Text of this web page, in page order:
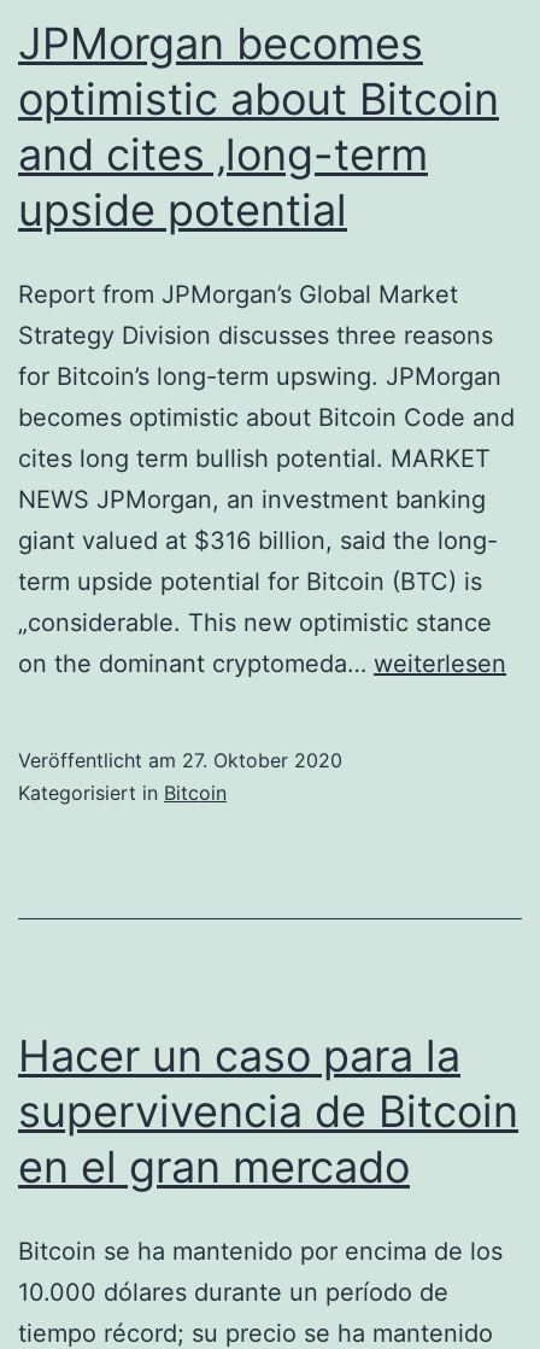
JPMorgan becomes
optimistic about Bitcoin
and cites ‚long-term
upside potential
Report from JPMorgan’s Global Market
Strategy Division discusses three reasons
for Bitcoin’s long-term upswing. JPMorgan
becomes optimistic about Bitcoin Code and
cites long term bullish potential. MARKET
NEWS JPMorgan, an investment banking
giant valued at $316 billion, said the long-
term upside potential for Bitcoin (BTC) is
„considerable. This new optimistic stance
on the dominant cryptomeda… JPMorgan
potential
weiterlesen
Veröffentlicht am 27. Oktober 2020
Kategorisiert in Bitcoin
Hacer un caso para la
supervivencia de Bitcoin
en el gran mercado
Bitcoin se ha mantenido por encima de los
10.000 dólares durante un período de
tiempo récord; su precio se ha mantenido